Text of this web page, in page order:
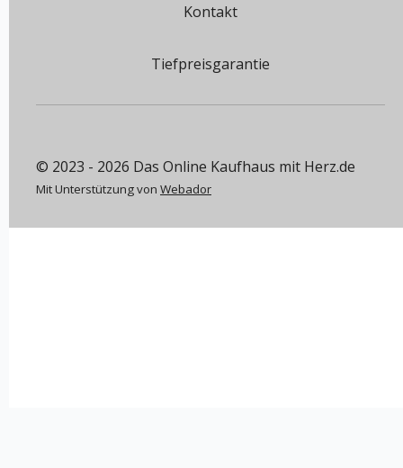
Kontakt
Tiefpreisgarantie
© 2023 - 2026 Das Online Kaufhaus mit Herz.de
Mit Unterstützung von Webador